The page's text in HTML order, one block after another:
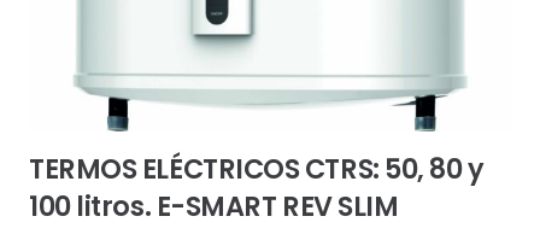
TERMOS ELÉCTRICOS CTRS: 50, 80 y
100 litros. E-SMART REV SLIM